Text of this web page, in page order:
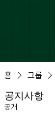
홈 그룹
공지사항
공개